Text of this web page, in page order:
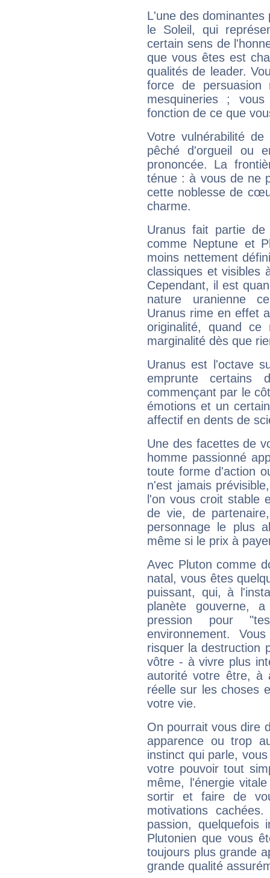
L'une des
le Soleil, qui
certain sens de
que vous êtes est
qualités de leader.
force de
mesquineries ;
fonction de ce que
Votre vulnérabilité
pêché d'orgueil ou
prononcée. La
ténue : à vous de ne
cette noblesse de
charme.
Uranus fait partie
comme Neptune et
moins nettement
classiques et visibles
Cependant, il est
nature uranienne
Uranus rime en effet
originalité, quand ce
marginalité dès que
Uranus est l'octave
emprunte
commençant par le
émotions et un
affectif en dents de
Une des facettes de
homme passionné
toute forme d'action
n'est jamais
l'on vous croit stable
de vie, de
personnage le plus
même si le prix à
Avec Pluton comme
natal, vous êtes
puissant, qui, à
planète gouverne,
pression pour
environnement.
risquer la destruction
vôtre - à vivre plus
autorité votre être, à
réelle sur les choses
votre vie.
On pourrait vous dire
apparence ou trop
instinct qui parle,
votre pouvoir tout
même, l'énergie
sortir et faire de
motivations
passion, quelquefois
Plutonien que vous
toujours plus grande
grande qualité